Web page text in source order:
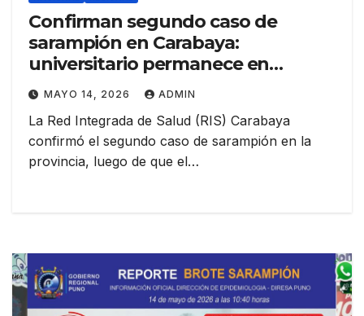
Confirman segundo caso de
sarampión en Carabaya:
universitario permanece en
cuarentena domiciliaria
MAYO 14, 2026 ADMIN
La Red Integrada de Salud (RIS) Carabaya
confirmó el segundo caso de sarampión en la
provincia, luego de que el…